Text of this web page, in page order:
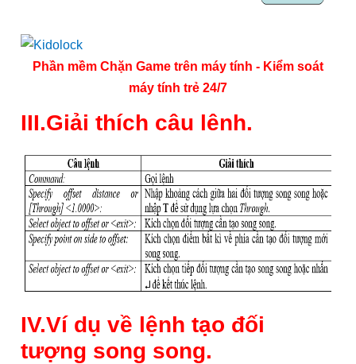
Phần mềm Chặn Game trên máy tính - Kiểm soát
máy tính trẻ 24/7
III.Giải thích câu lênh.
IV.Ví dụ về lệnh tạo đối
tượng song song.